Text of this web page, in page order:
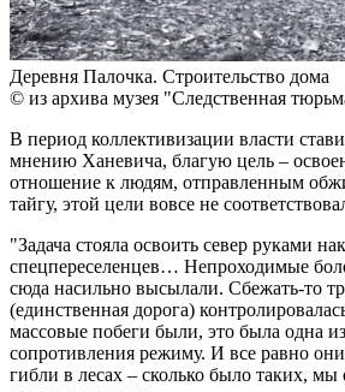
Деревня Палочка. Строительство дома
© из архива музея "Следственная
В период коллективизации власти
мнению Ханевича, благую цель –
отношение к людям, отправленным
тайгу, этой цели вовсе не
"Задача стояла освоить север руками
спецпереселенцев… Непроходимые
сюда насильно высылали. Сбежать-то
(единственная дорога)
массовые побеги были, это была одна
сопротивления режиму. И все равно
гибли в лесах – сколько было таких,